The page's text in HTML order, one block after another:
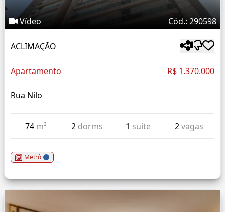
Vídeo Cód.: 290598
ACLIMAÇÃO
Apartamento R$ 1.370.000
Rua Nilo
74 m² 2 dorms 1 suíte 2vagas
Metrô